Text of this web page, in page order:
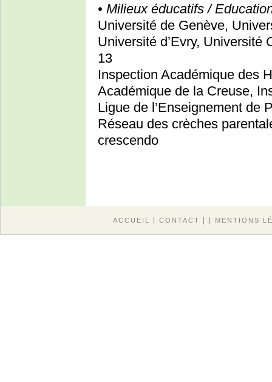
• Milieux éducatifs /
Université de Genève,
Université d’Evry,
13
Inspection Académique des
Académique de la Creuse,
Ligue de l’Enseignement de
Réseau des crèches
crescendo
ACCUEIL CONTACT MENTIONS